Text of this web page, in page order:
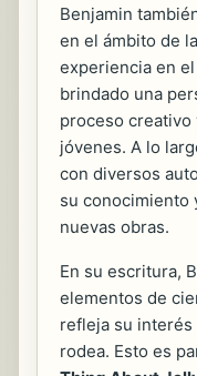
Benjamin
en el ámbito de
experiencia en
brindado una
proceso creativo
jóvenes. A lo
con diversos
su conocimiento
nuevas obras.
En su escritura,
elementos de
refleja su
rodea. Esto es